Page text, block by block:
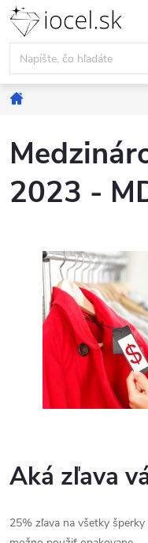
Prejsť
obsah
2023 -
Aká zľava
25% zľava na všetky